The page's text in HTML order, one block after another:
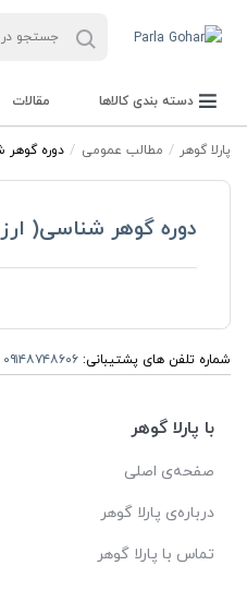
دسته بندی کالاها مقالات
پارلا گوهر مطالب عمومی دوره گوهر
دوره گوهر شناسی(
شماره تلفن های پشتیبانی: ۰۹۱۴۸۷۴۸۶۰۶
با پارلا گوهر
صفحه‌ی اصلی
درباره‌ی پارلا گوهر
تماس با پارلا گوهر